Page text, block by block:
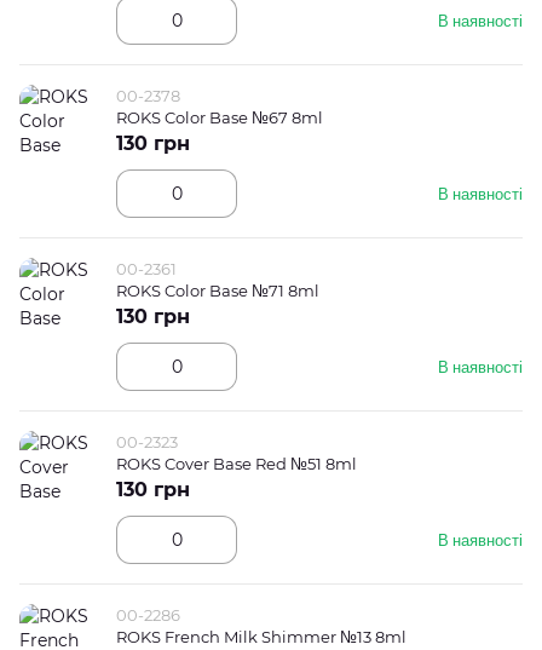
В наявності
00-2378
ROKS Color Base №67 8ml
В наявності
130 грн
00-2361
ROKS Color Base №71 8ml
В наявності
130 грн
00-2323
ROKS Cover Base Red №51 8ml
В наявності
130 грн
00-2286
ROKS French Milk Shimmer №13 8ml